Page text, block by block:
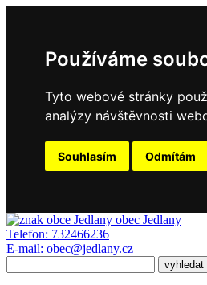
Používáme
Tyto webové stránky
analýzy návštěvnosti
Souhlasím Odmítám
obec Jedlany
Telefon: 732466236
E-mail: obec@jedlany.cz